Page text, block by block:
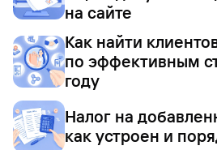
на сайте
Как найти
по эффективным
году
Налог на
как устроен и